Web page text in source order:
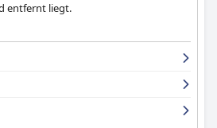
entfernt liegt.